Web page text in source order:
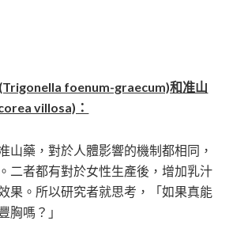
foenum-graecum)和准山
villosa)：
山藥，對於人體影響的機制都相同，
二者都有對於女性生產後，增加乳汁
果。所以研究者就思考，「如果真能
胸嗎？」